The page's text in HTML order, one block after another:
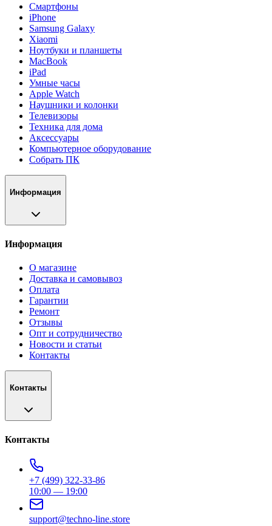
Смартфоны
iPhone
Samsung Galaxy
Xiaomi
Ноутбуки и планшеты
MacBook
iPad
Умные часы
Apple Watch
Наушники и колонки
Телевизоры
Техника для дома
Аксессуары
Компьютерное оборудование
Собрать ПК
Информация
Информация
О магазине
Доставка и самовывоз
Оплата
Гарантии
Ремонт
Отзывы
Опт и сотрудничество
Новости и статьи
Контакты
Контакты
Контакты
+7 (499) 322-33-86
10:00 — 19:00
support@techno-line.store